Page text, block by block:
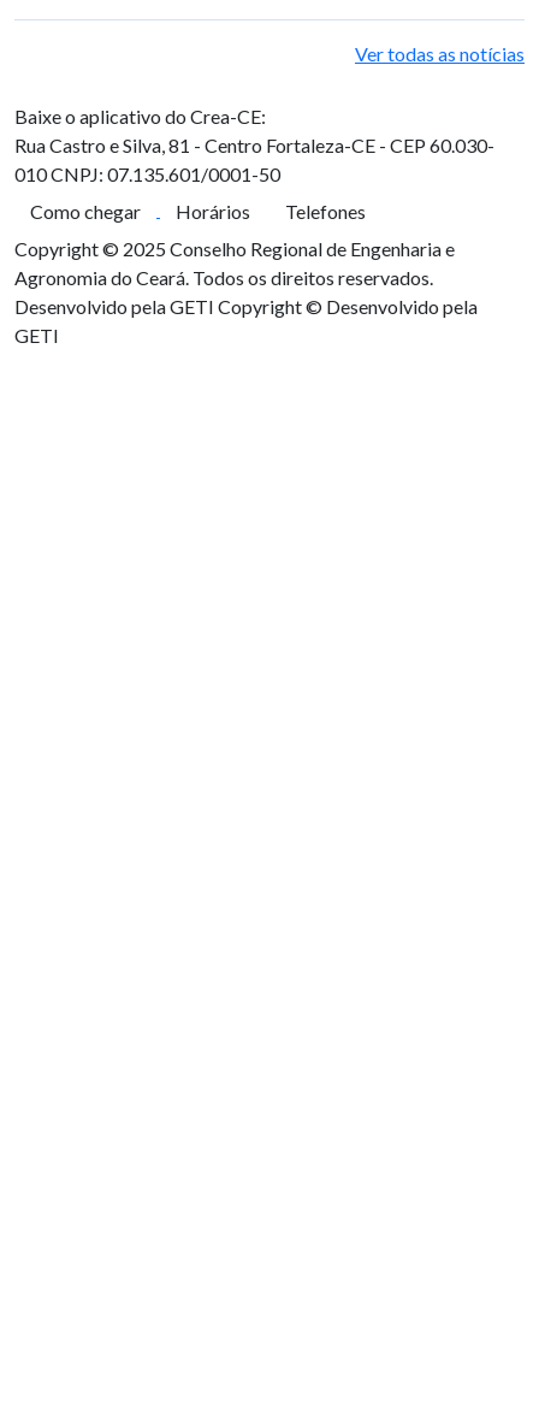
Ver todas as notícias
Baixe o aplicativo do Crea-CE:
Rua Castro e Silva, 81 - Centro Fortaleza-CE - CEP 60.030-
010CNPJ: 07.135.601/0001-50
Como chegar
Horários
Telefones
Copyright © 2025 Conselho Regional de Engenharia e
Agronomia do Ceará. Todos os direitos reservados.
Desenvolvido pela GETI Copyright © Desenvolvido pela
GETI